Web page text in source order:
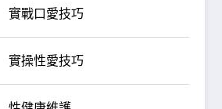
實戰口愛技巧
實操性愛技巧